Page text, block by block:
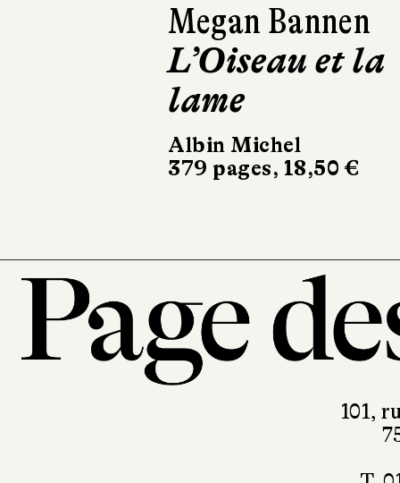
Megan Bannen
L’Oiseau et la
lame
Albin Michel
379 pages, 18,50 €
101,